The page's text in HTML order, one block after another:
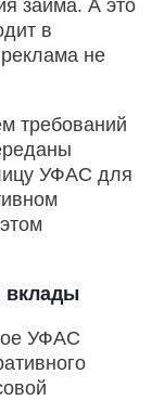
займа. А это
в
не
требований
УФАС для
вклады
УФАС